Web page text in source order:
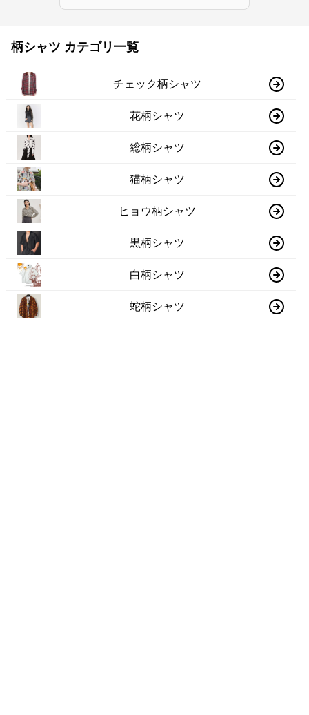
柄シャツ カテゴリ一覧
チェック柄シャツ
花柄シャツ
総柄シャツ
猫柄シャツ
ヒョウ柄シャツ
黒柄シャツ
白柄シャツ
蛇柄シャツ